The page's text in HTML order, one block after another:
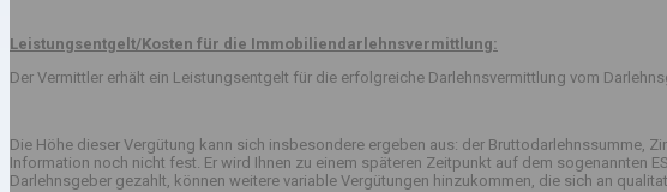
Leistungsentgelt/Kosten für die Immobiliendarlehnsvermittlung:
Der Vermittler erhält ein Leistungsentgelt für die erfolgreiche Darlehnsvermittlung vom
Die Höhe dieser Vergütung kann sich insbesondere ergeben aus: der Bruttodarlehnssumme,
Information noch nicht fest. Er wird Ihnen zu einem späteren Zeitpunkt auf dem
Darlehnsgeber gezahlt, können weitere variable Vergütungen hinzukommen, die sich an